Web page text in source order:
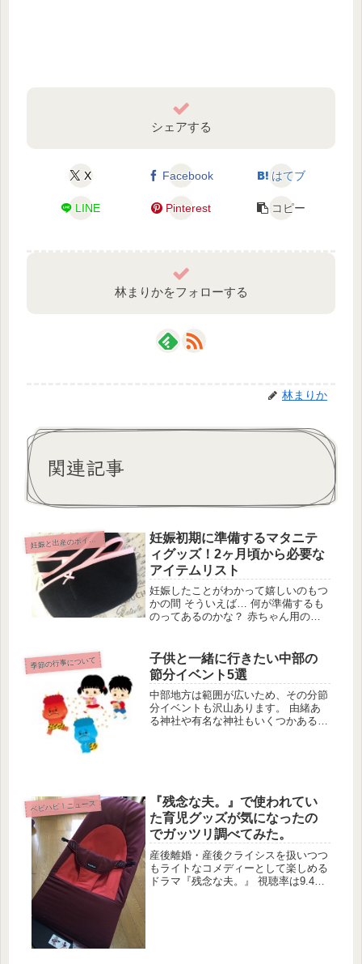
シェアする
X Facebook はてブ
LINE Pinterest コピー
林まりかをフォローする
林まりか
関連記事
妊
娠と出産のポイント
妊娠初期に準備するマタニテ
ィグッズ！2ヶ月頃から必要な
アイテムリスト
妊娠したことがわかって嬉しいのもつ
かの間 そういえば… 何が準備するも
のってあるのかな？ 赤ちゃん用のオ
4ヶ月くらいのこれからママになる人
必見！ 今回は妊娠初期に 必要に...
季節の行事について
子供と一緒に行きたい中部の
節分イベント5選
中部地方は範囲が広いため、その分節
分イベントも沢山あります。 由緒あ
る神社や有名な神社もいくつかあるの
ベビハピ！ニュース
『残念な夫。』で使われてい
た育児グッズが気になったの
でガッツリ調べてみた。
産後離婚・産後クライシスを扱いつつ
もライトなコメディーとして楽しめる
ドラマ『残念な夫。』 視聴率は9.4％